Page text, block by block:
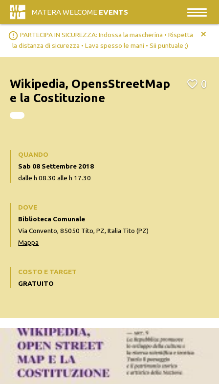
MATERA WELCOME EVENTS
error_outline PARTECIPA IN SICUREZZA: Indossa la mascherina • Rispetta
la distanza di sicurezza • Lava spesso le mani • Sii puntuale ;)
+
Wikipedia, OpensStreetMap
e la Costituzione
0
QUANDO
Sab 08 Settembre 2018
dalle h 08.30 alle h 17.30
DOVE
Biblioteca Comunale
Via Convento, 85050 Tito, PZ, Italia Tito (PZ)
Mappa
COSTO E TARGET
GRATUITO